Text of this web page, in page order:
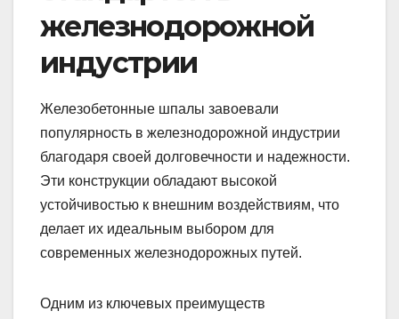
железнодорожной
индустрии
Железобетонные шпалы завоевали
популярность в железнодорожной индустрии
благодаря своей долговечности и надежности.
Эти конструкции обладают высокой
устойчивостью к внешним воздействиям, что
делает их идеальным выбором для
современных железнодорожных путей.
Одним из ключевых преимуществ